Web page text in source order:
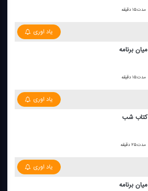
مدت:۱۵ دقیقه
یاد اوری
میان برنامه
مدت:۱۵ دقیقه
یاد اوری
كتاب شب
مدت:۲۵ دقیقه
یاد اوری
میان برنامه